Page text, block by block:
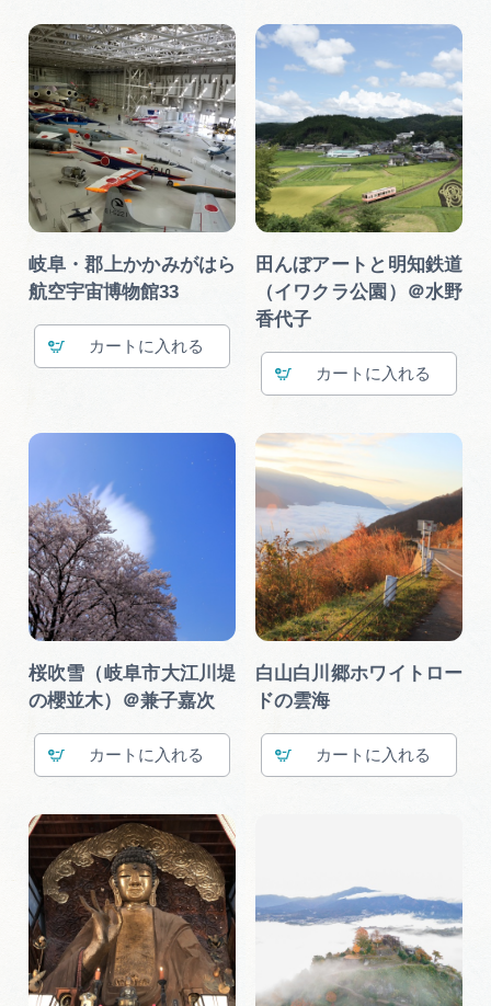
岐阜・郡上かかみがはら
航空宇宙博物館33
カート
田んぼアートと明知鉄道
（イワクラ公園）＠水野
香代子
カート
桜吹雪（岐阜市大江川堤
の櫻並木）＠兼子嘉次
カート
白山白川郷ホワイトロー
ドの雲海
カート